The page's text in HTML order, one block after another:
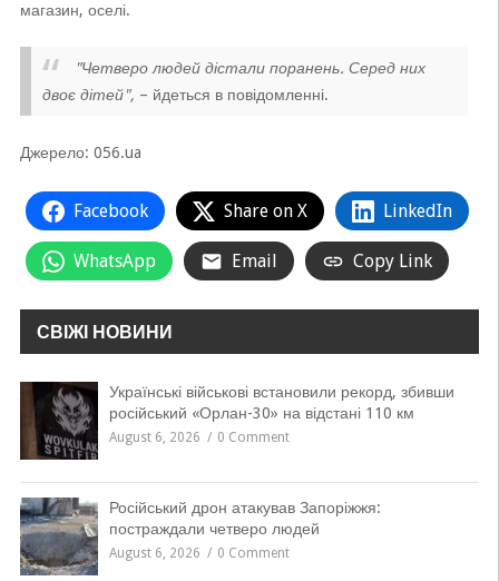
магазин, оселі.
"Четверо людей дістали поранень. Серед них
двоє дітей", – йдеться в повідомленні.
Джерело: 056.ua
Facebook Share on X LinkedIn
WhatsApp Email Copy Link
СВІЖІ НОВИНИ
Українські військові встановили рекорд, збивши
російський «Орлан-30» на відстані 110 км
August 6, 2026 0 Comment
Російський дрон атакував Запоріжжя:
постраждали четверо людей
August 6, 2026 0 Comment